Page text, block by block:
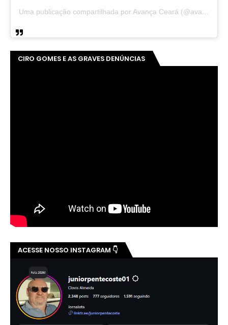
Uma publicação compartilhada por Avança Ceará (@avancaceara)
CIRO GOMES E AS GRAVES DENÚNCIAS
ACESSE NOSSO INSTAGRAM 👇